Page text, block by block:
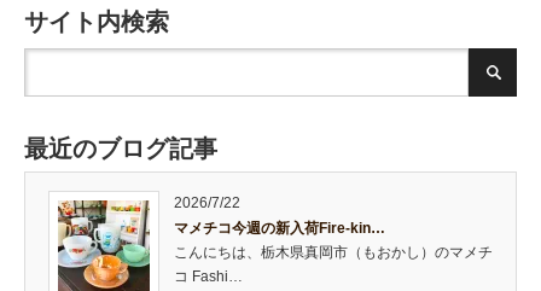
サイト内検索
最近のブログ記事
2026/7/22
マメチコ今週の新入荷Fire-kin…
こんにちは、栃木県真岡市（もおかし）のマメチ
コ Fashi…